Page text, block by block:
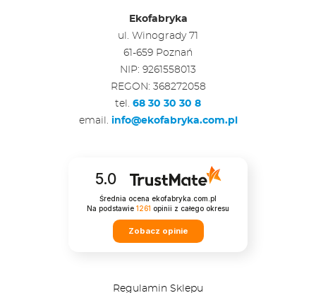
Ekofabryka
ul. Winogrady 71
61-659 Poznań
NIP: 9261558013
REGON: 368272058
tel. 68 30 30 30 8
email. info@ekofabryka.com.pl
5.0
Średnia ocena ekofabryka.com.pl
Na podstawie 1261 opinii z całego okresu
Zobacz opinie
Regulamin Sklepu